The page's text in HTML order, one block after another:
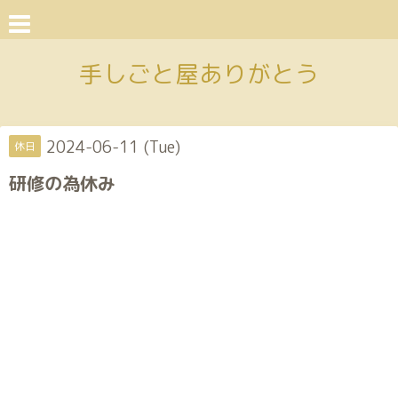
手しごと屋ありがとう
休日 2024-06-11 (Tue)
研修の為休み